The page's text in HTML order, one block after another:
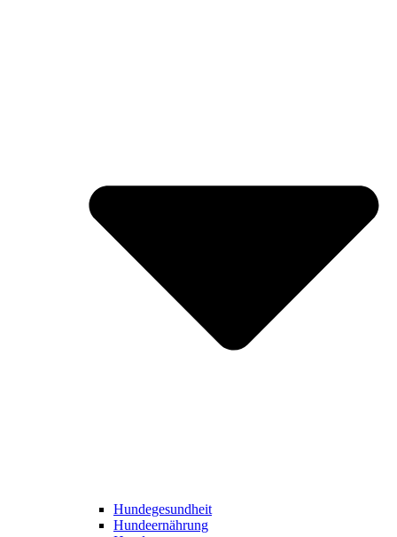
Hundegesundheit
Hundeernährung